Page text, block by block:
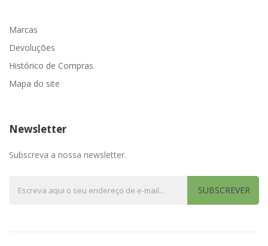
Marcas
Devoluções
Histórico de Compras
Mapa do site
Newsletter
Subscreva a nossa newsletter.
SUBSCREVER